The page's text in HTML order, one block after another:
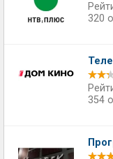
320
354